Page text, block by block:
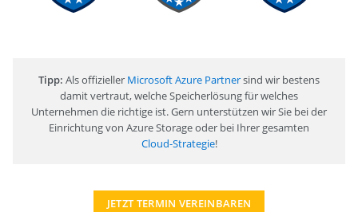
Tipp: Als offizieller Microsoft Azure Partnersind wir bestens
damit vertraut, welche Speicherlösung für welches
Unternehmen die richtige ist. Gern unterstützen wir Sie bei der
Einrichtung von Azure Storage oder bei Ihrer gesamten
Cloud-Strategie!
JETZT TERMIN VEREINBAREN